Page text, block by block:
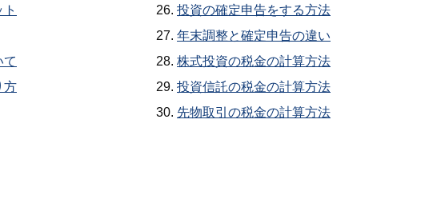
て
方
投資の確定申告をする方法
年末調整と確定申告の違い
株式投資の税金の計算方法
投資信託の税金の計算方法
先物取引の税金の計算方法